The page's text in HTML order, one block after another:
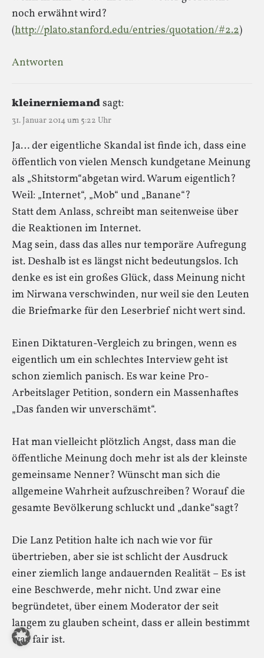
noch erwähnt wird?
(http://plato.stanford.edu/entries/quotation/#2.2)
Antworten
kleinerniemandsagt:
31. Januar 2014 um 5:22 Uhr
Ja… der eigentliche Skandal ist finde ich, dass eine
öffentlich von vielen Mensch kundgetane Meinung
als „Shitstorm“abgetan wird. Warum eigentlich?
Weil: „Internet“, „Mob“ und „Banane“?
Statt dem Anlass, schreibt man seitenweise über
die Reaktionen im Internet.
Mag sein, dass das alles nur temporäre Aufregung
ist. Deshalb ist es längst nicht bedeutungslos. Ich
denke es ist ein großes Glück, dass Meinung nicht
im Nirwana verschwinden, nur weil sie den Leuten
die Briefmarke für den Leserbrief nicht wert sind.
Einen Diktaturen-Vergleich zu bringen, wenn es
eigentlich um ein schlechtes Interview geht ist
schon ziemlich panisch. Es war keine Pro-
Arbeitslager Petition, sondern ein Massenhaftes
„Das fanden wir unverschämt“.
Hat man vielleicht plötzlich Angst, dass man die
öffentliche Meinung doch mehr ist als der kleinste
gemeinsame Nenner? Wünscht man sich die
allgemeine Wahrheit aufzuschreiben? Worauf die
gesamte Bevölkerung schluckt und „danke“sagt?
Die Lanz Petition halte ich nach wie vor für
übertrieben, aber sie ist schlicht der Ausdruck
einer ziemlich lange andauernden Realität – Es ist
eine Beschwerde, mehr nicht. Und zwar eine
begründetet, über einem Moderator der seit
langem zu glauben scheint, dass er allein bestimmt
was fair ist.